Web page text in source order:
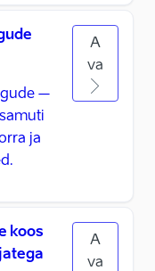
–
ja
A
va
koos
A
va